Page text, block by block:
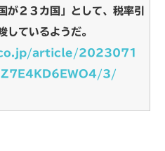
が２３カ国」として、税率引
しているようだ。
article/2023071
3/